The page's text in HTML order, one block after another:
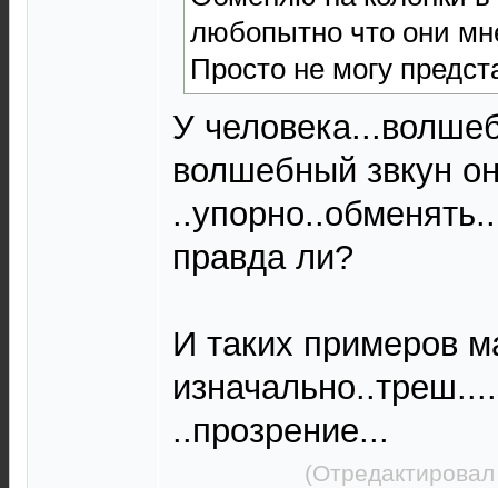
любопытно что они
Просто не могу
У
волшебный звкун
правда ли?
И таких примеров
..прозрение...